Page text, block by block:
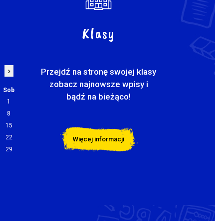
›
Sob
1
8
15
22
29
Klasy
Przejdź na stronę swojej klasy
zobacz najnowsze wpisy i
bądź na bieżąco!
Więcej informacji